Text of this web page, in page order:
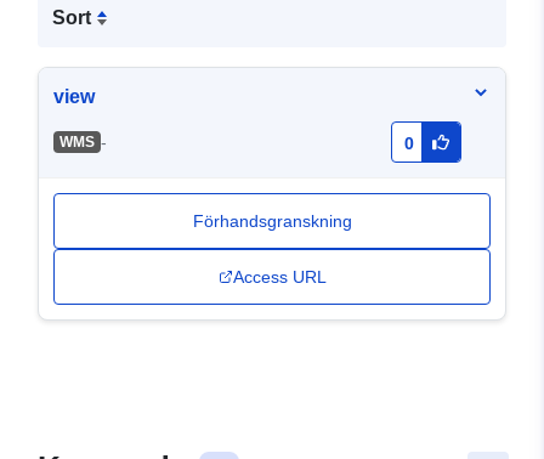
Sort
view
WMS - 0
Förhandsgranskning
Access URL